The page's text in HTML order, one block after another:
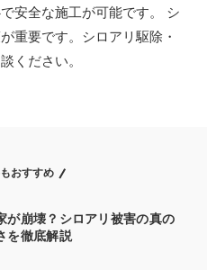
安全な施工が可能です。 シ
重要です。シロアリ駆除・
ください。
おすすめ
が崩壊？シロアリ被害の真の
を徹底解説